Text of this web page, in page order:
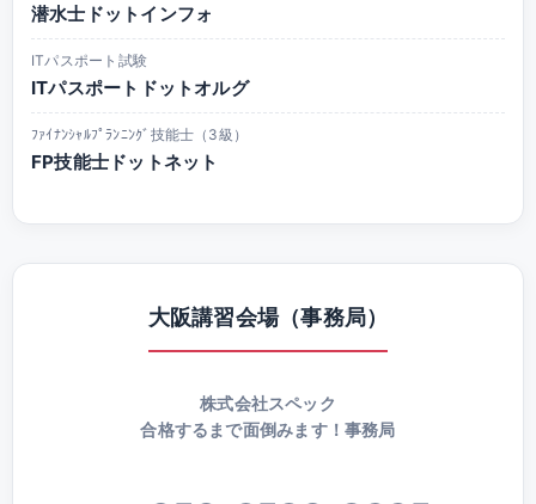
潜水士ドットインフォ
ITパスポート試験
ITパスポートドットオルグ
ﾌｧｲﾅﾝｼｬﾙﾌﾟﾗﾝﾆﾝｸﾞ技能士（3級）
FP技能士ドットネット
大阪講習会場（事務局）
株式会社スペック
合格するまで面倒みます！事務局